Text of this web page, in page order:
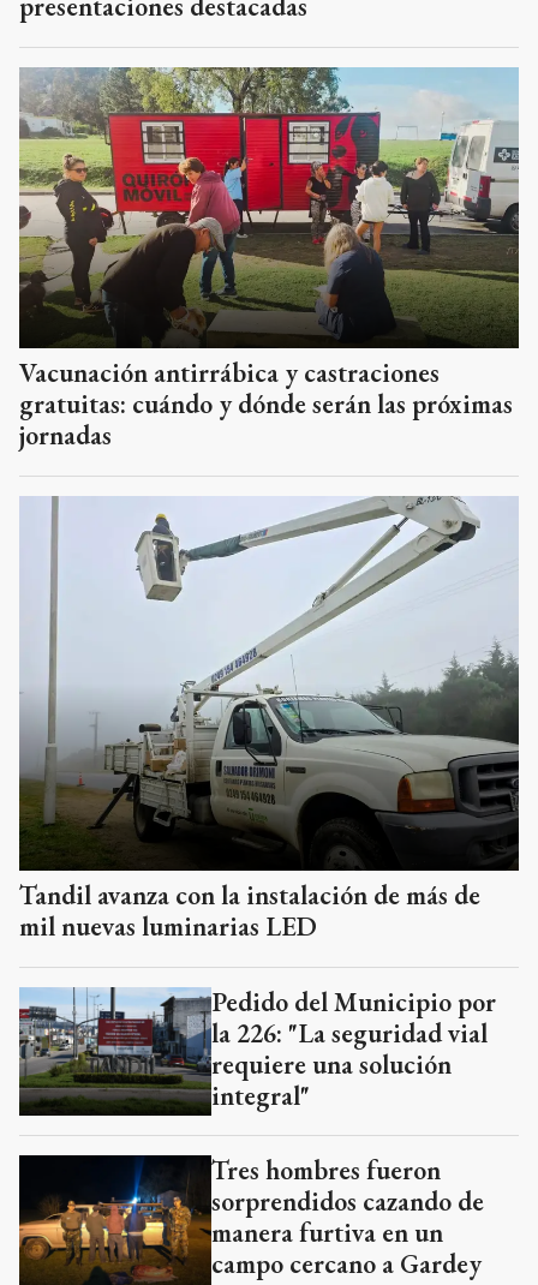
Vacunación antirrábica y castraciones
gratuitas: cuándo y dónde serán las próximas
jornadas
Tandil avanza con la instalación de más de
mil nuevas luminarias LED
Pedido del Municipio por
la 226: "La seguridad vial
requiere una solución
integral"
Tres hombres fueron
sorprendidos cazando de
manera furtiva en un
campo cercano a Gardey